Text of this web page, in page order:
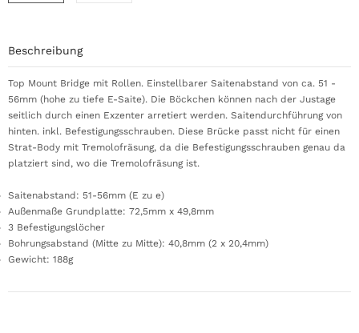
Beschreibung
Top Mount Bridge mit Rollen. Einstellbarer Saitenabstand von ca. 51 -
56mm (hohe zu tiefe E-Saite). Die Böckchen können nach der Justage
seitlich durch einen Exzenter arretiert werden. Saitendurchführung von
hinten. inkl. Befestigungsschrauben. Diese Brücke passt nicht für einen
Strat-Body mit Tremolofräsung, da die Befestigungsschrauben genau da
platziert sind, wo die Tremolofräsung ist.
Saitenabstand: 51-56mm (E zu e)
Außenmaße Grundplatte: 72,5mm x 49,8mm
3 Befestigungslöcher
Bohrungsabstand (Mitte zu Mitte): 40,8mm (2 x 20,4mm)
Gewicht: 188g